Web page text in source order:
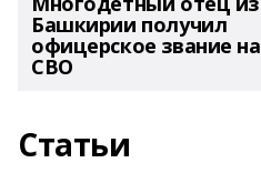
Башкирии получил
офицерское звание на
СВО
Статьи